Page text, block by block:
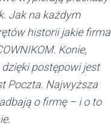
Jak na każdym
historii jakie firma
Konie,
postępowi jest
Poczta. Najwyższa
o firmę – i o to